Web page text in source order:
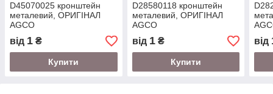
D45070025 кронштейн
металевий, ОРИГІНАЛ
AGCO
від 1 ₴
Купити
D28580118 кронштейн
металевий, ОРИГІНАЛ
AGCO
від 1₴
Купити
від